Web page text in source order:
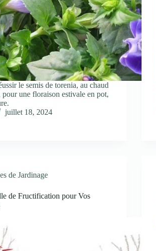
le semis de torenia, au chaud
pour une floraison estivale en pot,
juillet 18, 2024
de Jardinage
de Fructification pour Vos